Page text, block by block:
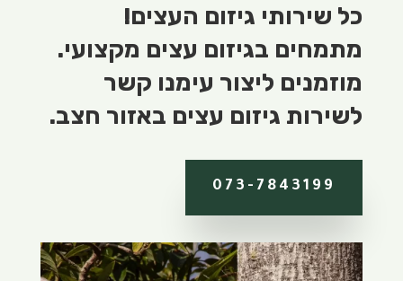
כל שירותי גיזום העצים!
מתמחים בגיזום עצים מקצועי.
מוזמנים ליצור עימנו קשר
לשירות גיזום עצים באזור חצב.
073-7843199